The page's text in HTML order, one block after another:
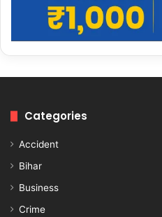
Categories
Accident
Bihar
Business
Crime